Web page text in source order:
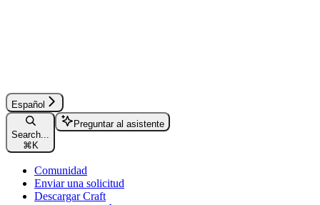
Español
Search...
⌘ K
Preguntar al asistente
Comunidad
Enviar una solicitud
Descargar Craft